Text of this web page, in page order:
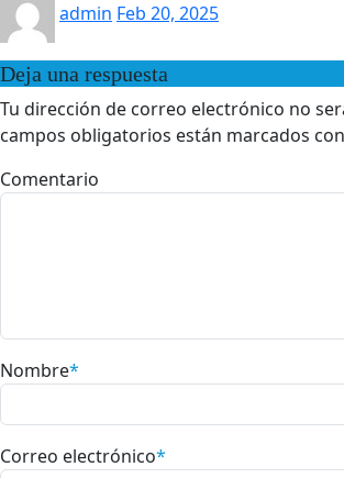
admin Feb 20, 2025
Deja una respuesta
Tu dirección de correo electrónico no
campos obligatorios están marcados con
Comentario
Nombre*
Correo electrónico*